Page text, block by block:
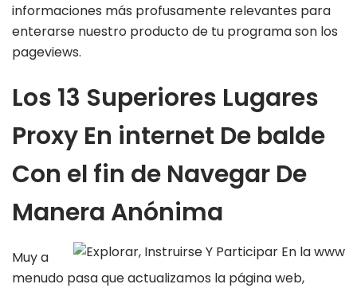
informaciones más profusamente relevantes para
enterarse nuestro producto de tu programa son los
pageviews.
Los 13 Superiores Lugares
Proxy En internet De balde
Con el fin de Navegar De
Manera Anónima
Muy a
menudo pasa que actualizamos la página web,